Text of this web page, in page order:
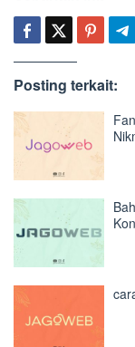
Posting terkait: